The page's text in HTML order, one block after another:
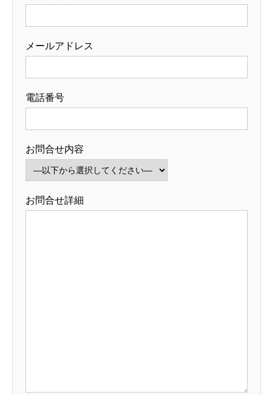
メールアドレス
電話番号
お問合せ内容
お問合せ詳細